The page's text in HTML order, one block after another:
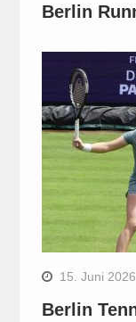
Berlin
15. Juni 2026
Berlin